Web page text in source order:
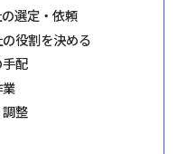
の選定・依頼
の役割を決める
手配
業
調整